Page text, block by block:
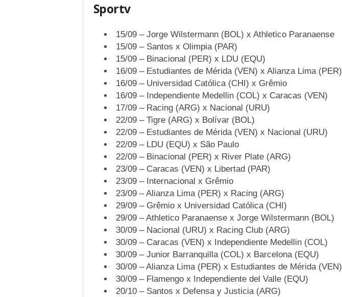
Sportv
15/09 – Jorge Wilstermann (BOL) x Athletico Paranaense
15/09 – Santos x Olimpia (PAR)
15/09 – Binacional (PER) x LDU (EQU)
16/09 – Estudiantes de Mérida (VEN) x Alianza Lima (PER)
16/09 – Universidad Católica (CHI) x Grêmio
16/09 – Independiente Medellin (COL) x Caracas (VEN)
17/09 – Racing (ARG) x Nacional (URU)
22/09 – Tigre (ARG) x Bolívar (BOL)
22/09 – Estudiantes de Mérida (VEN) x Nacional (URU)
22/09 – LDU (EQU) x São Paulo
22/09 – Binacional (PER) x River Plate (ARG)
23/09 – Caracas (VEN) x Libertad (PAR)
23/09 – Internacional x Grêmio
23/09 – Alianza Lima (PER) x Racing (ARG)
29/09 – Grêmio x Universidad Católica (CHI)
29/09 – Athletico Paranaense x Jorge Wilstermann (BOL)
30/09 – Nacional (URU) x Racing Club (ARG)
30/09 – Caracas (VEN) x Independiente Medellin (COL)
30/09 – Junior Barranquilla (COL) x Barcelona (EQU)
30/09 – Alianza Lima (PER) x Estudiantes de Mérida (VEN)
30/09 – Flamengo x Independiente del Valle (EQU)
20/10 – Santos x Defensa y Justicia (ARG)